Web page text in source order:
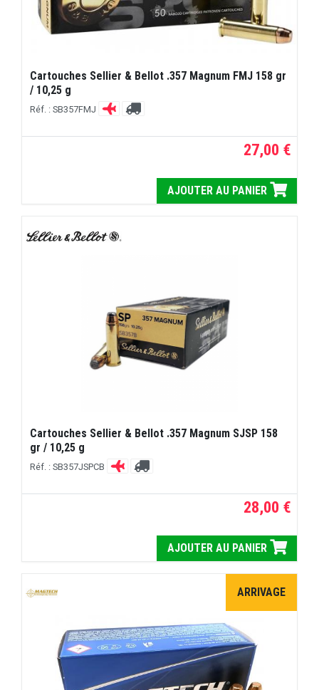
Cartouches Sellier & Bellot .357 Magnum FMJ 158 gr
/ 10,25 g
Réf. : SB357FMJ
27,00 €
AJOUTER AU PANIER
Cartouches Sellier & Bellot .357 Magnum SJSP 158
gr / 10,25 g
Réf. : SB357JSPCB
28,00 €
AJOUTER AU PANIER
ARRIVAGE